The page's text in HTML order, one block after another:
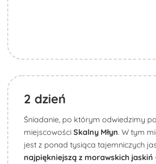
2 dzień
Śniadanie, po którym odwiedzimy
miejscowości Skalny Młyn. W tym
jest z ponad tysiąca tajemniczych
najpiękniejszą z morawskich jaskiń